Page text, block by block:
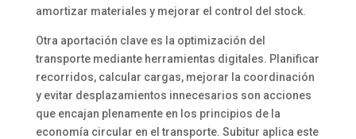
amortizar materiales y mejorar el control del stock.
Otra aportación clave es la optimización del
transporte mediante herramientas digitales. Planificar
recorridos, calcular cargas, mejorar la coordinación
y evitar desplazamientos innecesarios son acciones
que encajan plenamente en los principios de la
economía circular en el transporte. Subitur aplica este